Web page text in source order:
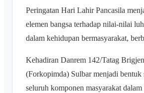
Peringatan Hari Lahir Pancasila
elemen bangsa terhadap nilai-nilai
dalam kehidupan bermasyarakat,
Kehadiran Danrem 142/Tatag
(Forkopimda) Sulbar menjadi bentuk
seluruh komponen masyarakat